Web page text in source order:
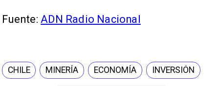
Fuente: ADN Radio Nacional
CHILE MINERÍA ECONOMÍA INVERSIÓN